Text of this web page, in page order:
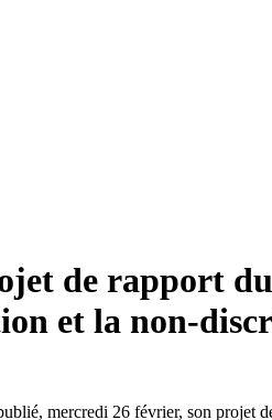
de rapport
et la non-
mercredi 26 février, son projet